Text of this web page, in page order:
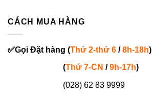
CÁCH MUA HÀNG
✅Gọi Đặt hàng (Thứ 2-thứ 6 /8h-18h)
(Thứ 7-CN /9h-17h)
(028) 62 83 9999